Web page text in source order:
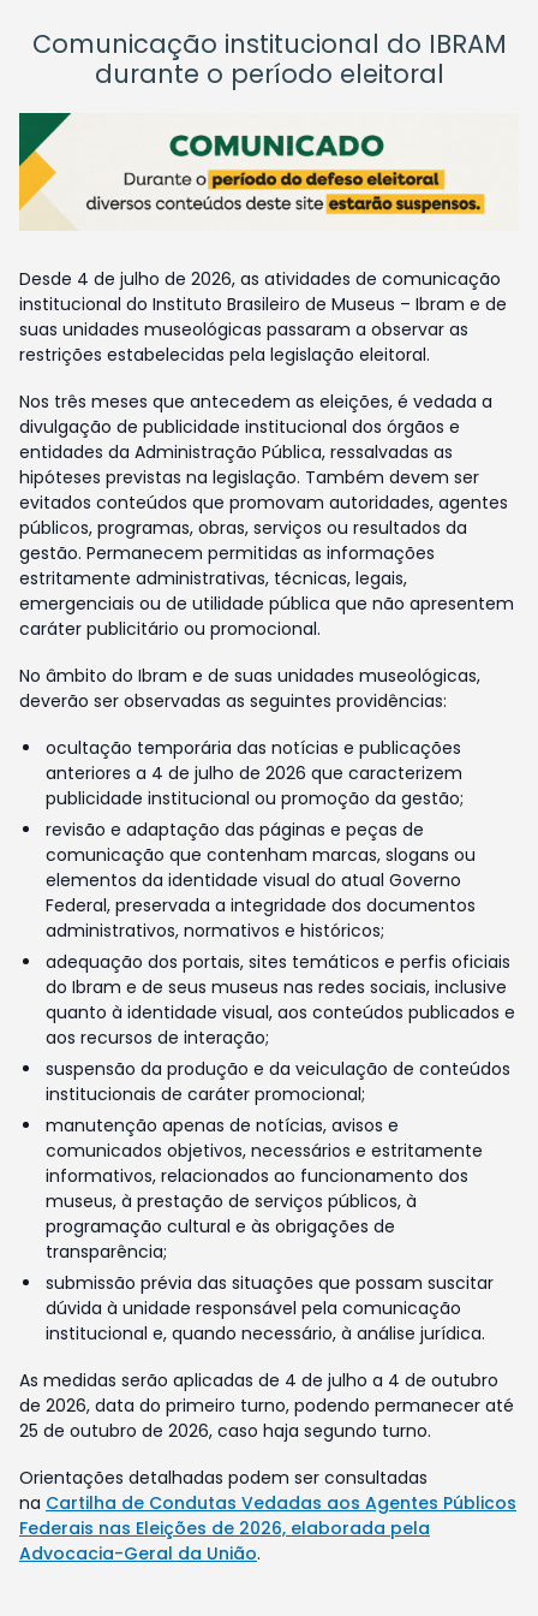
Comunicação institucional do IBRAM
durante o período eleitoral
Desde 4 de julho de 2026, as atividades de comunicação
institucional do Instituto Brasileiro de Museus – Ibram e de
suas unidades museológicas passaram a observar as
restrições estabelecidas pela legislação eleitoral.
Nos três meses que antecedem as eleições, é vedada a
divulgação de publicidade institucional dos órgãos e
entidades da Administração Pública, ressalvadas as
hipóteses previstas na legislação. Também devem ser
evitados conteúdos que promovam autoridades, agentes
públicos, programas, obras, serviços ou resultados da
gestão. Permanecem permitidas as informações
estritamente administrativas, técnicas, legais,
emergenciais ou de utilidade pública que não apresentem
caráter publicitário ou promocional.
No âmbito do Ibram e de suas unidades museológicas,
deverão ser observadas as seguintes providências:
ocultação temporária das notícias e publicações
anteriores a 4 de julho de 2026 que caracterizem
publicidade institucional ou promoção da gestão;
revisão e adaptação das páginas e peças de
comunicação que contenham marcas, slogans ou
elementos da identidade visual do atual Governo
Federal, preservada a integridade dos documentos
administrativos, normativos e históricos;
adequação dos portais, sites temáticos e perfis oficiais
do Ibram e de seus museus nas redes sociais, inclusive
quanto à identidade visual, aos conteúdos publicados e
aos recursos de interação;
suspensão da produção e da veiculação de conteúdos
institucionais de caráter promocional;
manutenção apenas de notícias, avisos e
comunicados objetivos, necessários e estritamente
informativos, relacionados ao funcionamento dos
museus, à prestação de serviços públicos, à
programação cultural e às obrigações de
transparência;
submissão prévia das situações que possam suscitar
dúvida à unidade responsável pela comunicação
institucional e, quando necessário, à análise jurídica.
As medidas serão aplicadas de 4 de julho a 4 de outubro
de 2026, data do primeiro turno, podendo permanecer até
25 de outubro de 2026, caso haja segundo turno.
Orientações detalhadas podem ser consultadas
na Cartilha de Condutas Vedadas aos Agentes Públicos
Federais nas Eleições de 2026, elaborada pela
Advocacia-Geral da União.